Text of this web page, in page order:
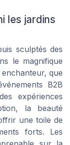
les jardins
sculptés des
le magnifique
que
B2B
expériences
la beauté
une toile de
forts. Les